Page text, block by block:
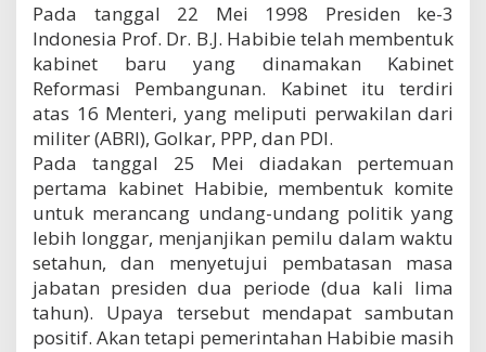
Pada tanggal 22 Mei 1998 Presiden ke-3
Indonesia Prof. Dr. B.J. Habibie telah membentuk
kabinet baru yang dinamakan Kabinet
Reformasi Pembangunan. Kabinet itu terdiri
atas 16 Menteri, yang meliputi perwakilan dari
militer (ABRI), Golkar, PPP, dan PDI.
Pada tanggal 25 Mei diadakan pertemuan
pertama kabinet Habibie, membentuk komite
untuk merancang undang-undang politik yang
lebih longgar, menjanjikan pemilu dalam waktu
setahun, dan menyetujui pembatasan masa
jabatan presiden dua periode (dua kali lima
tahun). Upaya tersebut mendapat sambutan
positif. Akan tetapi pemerintahan Habibie masih